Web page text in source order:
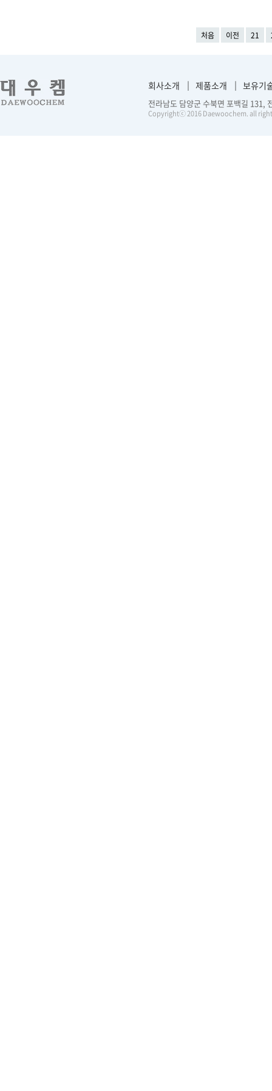
처음 이전 21
회사소개 제품소개 보유기
전라남도 담양군 수북면 포백길
Copyrightⓒ 2016 Daewoochem. all